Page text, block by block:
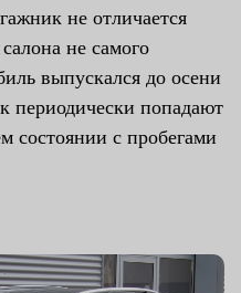
не отличается
не самого
выпускался до осени
периодически попадают
состоянии с пробегами